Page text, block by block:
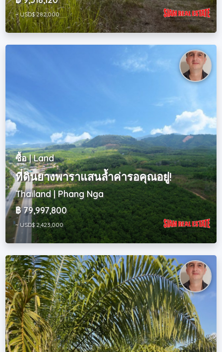
~ USD$ 282,000
ซื้อ | Land
ที่ดินยางพาราแสนล้ำค่ารอคุณอยู่!
Thailand | Phang Nga
฿ 79,997,800
~ USD$ 2,423,000